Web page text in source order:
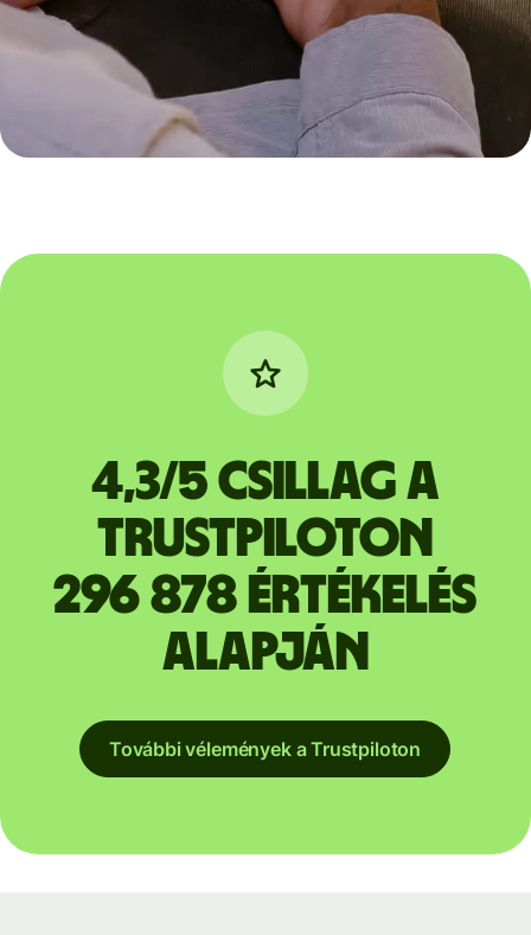
4,3/5 csillag a
Trustpiloton
296 878 értékelés
alapján
További vélemények a Trustpiloton